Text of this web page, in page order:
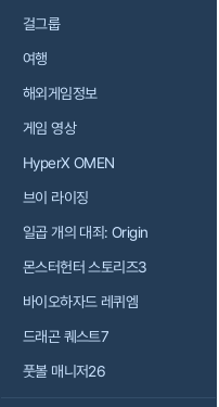
걸그룹
여행
해외게임정보
게임 영상
HyperX OMEN
브이 라이징
일곱 개의 대죄: Origin
몬스터헌터 스토리즈3
바이오하자드 레퀴엠
드래곤 퀘스트7
풋볼 매니저26